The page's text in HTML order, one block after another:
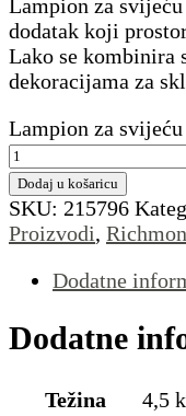
Lampion za
dodatak koji
Lako se kombinira
dekoracijama za
Lampion za
Dodaj u košaricu
SKU: 215796
Proizvodi,
Dodatne
Dodatne
Težina
4,5